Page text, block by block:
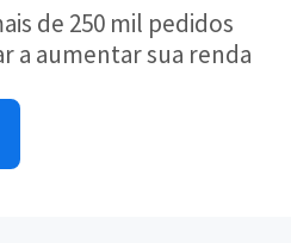
de 250 mil pedidos
a aumentar sua renda